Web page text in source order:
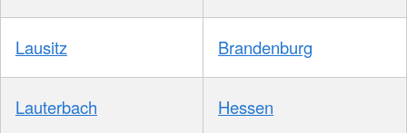
Lausitz Brandenburg
Lauterbach Hessen